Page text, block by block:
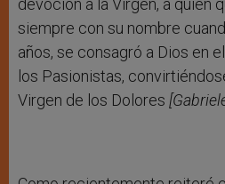
devoción a la Virgen, a quien
siempre con su nombre
años, se consagró a Dios en
los Pasionistas,
Virgen de los Dolores